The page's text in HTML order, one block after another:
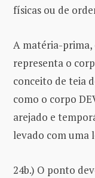
físicas ou de
A matéria-prima,
representa o
conceito de teia
como o corpo
arejado e
levado com uma
24b.) O ponto